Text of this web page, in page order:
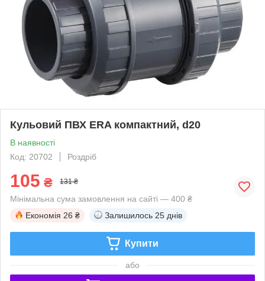
Кульовий ПВХ ERA компактний, d20
В наявності
Код: 20702
Роздріб
105 ₴ 131 ₴
Мінімальна сума замовлення на сайті — 400 ₴
Економія 26 ₴ Залишилось 25 днів
Купити
або